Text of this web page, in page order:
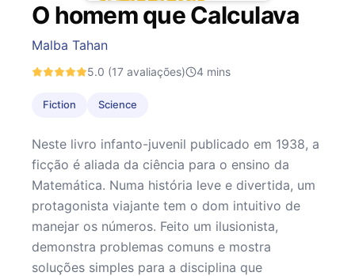
O homem que Calculava
Malba Tahan
5.0 (17 avaliações) 4 mins
Fiction Science
Neste livro infanto-juvenil publicado em 1938, a
ficção é aliada da ciência para o ensino da
Matemática. Numa história leve e divertida, um
protagonista viajante tem o dom intuitivo de
manejar os números. Feito um ilusionista,
demonstra problemas comuns e mostra
soluções simples para a disciplina que